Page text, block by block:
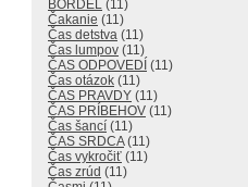
BORDEL (11)
Čakanie (11)
Čas detstva (11)
Čas lumpov (11)
ČAS ODPOVEDÍ (11)
Čas otázok (11)
ČAS PRAVDY (11)
ČAS PRÍBEHOV (11)
Čas šancí (11)
ČAS SRDCA(11)
Čas vykročiť (11)
Čas zrúd (11)